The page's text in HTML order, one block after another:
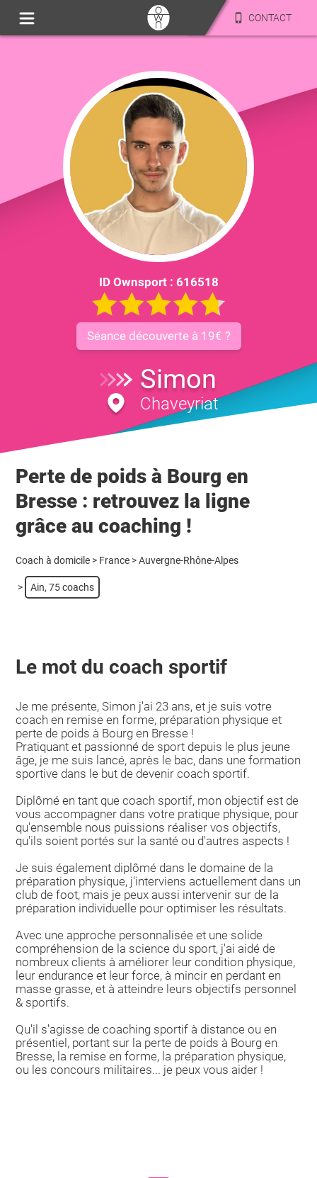
CONTACT
ID Ownsport : 616518
Séance découverte à 19€ ?
Simon
Chaveyriat
Perte de poids à Bourg en
Bresse : retrouvez la ligne
grâce au coaching !
Coach à domicile > France > Auvergne-Rhône-Alpes
> Ain, 75 coachs
Le mot du coach sportif
Je me présente, Simon j'ai 23 ans, et je suis votre
coach en remise en forme, préparation physique et
perte de poids à Bourg en Bresse !
Pratiquant et passionné de sport depuis le plus jeune
âge, je me suis lancé, après le bac, dans une formation
sportive dans le but de devenir coach sportif.
Diplômé en tant que coach sportif, mon objectif est de
vous accompagner dans votre pratique physique, pour
qu'ensemble nous puissions réaliser vos objectifs,
qu'ils soient portés sur la santé ou d'autres aspects !
Je suis également diplômé dans le domaine de la
préparation physique, j'interviens actuellement dans un
club de foot, mais je peux aussi intervenir sur de la
préparation individuelle pour optimiser les résultats.
Avec une approche personnalisée et une solide
compréhension de la science du sport, j'ai aidé de
nombreux clients à améliorer leur condition physique,
leur endurance et leur force, à mincir en perdant en
masse grasse, et à atteindre leurs objectifs personnel
& sportifs.
Qu'il s'agisse de coaching sportif à distance ou en
présentiel, portant sur la perte de poids à Bourg en
Bresse, la remise en forme, la préparation physique,
ou les concours militaires... je peux vous aider !